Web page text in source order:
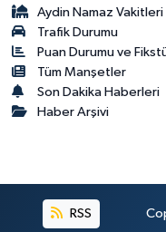
Aydin Namaz Vakitleri
Trafik Durumu
Puan Durumu ve
Tüm Manşetler
Son Dakika Haberleri
Haber Arşivi
RSS